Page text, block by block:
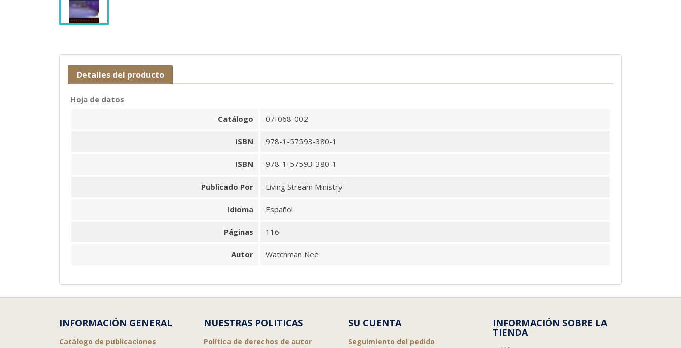
Detalles del producto
Hoja de datos
Catálogo
07-068-002
ISBN 978-1-57593-380-1
ISBN 978-1-57593-380-1
Publicado Por Living Stream Ministry
Idioma Español
Páginas 116
Autor Watchman Nee
INFORMACIÓN GENERAL
Catálogo de publicaciones
NUESTRAS POLITICAS
Política de derechos de autor
SU CUENTA
Seguimiento del pedido
INFORMACIÓN SOBRE LA
TIENDA